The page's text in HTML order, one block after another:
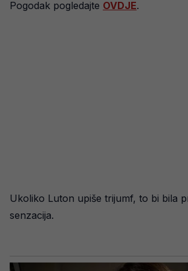
Pogodak pogledajte OVDJE.
Ukoliko Luton upiše trijumf, to bi bila
senzacija.